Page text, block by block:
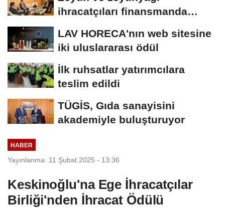
ihracatçıları finansmanda
LAV HORECA'nın web sitesine
iki uluslararası ödül
İlk ruhsatlar yatırımcılara
teslim edildi
TÜGİS, Gıda sanayisini
akademiyle buluşturuyor
HABER
Yayınlanma: 11 Şubat 2025 - 13:36
Keskinoğlu'na Ege İhracatçılar
Birliği'nden İhracat Ödülü